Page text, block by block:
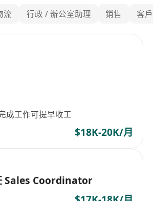
流 行政 / 辦公室助理 銷售 客
成工作可提早收工
$18K-20K/月
Sales Coordinator